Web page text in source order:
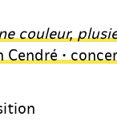
couleur,
Cendré •